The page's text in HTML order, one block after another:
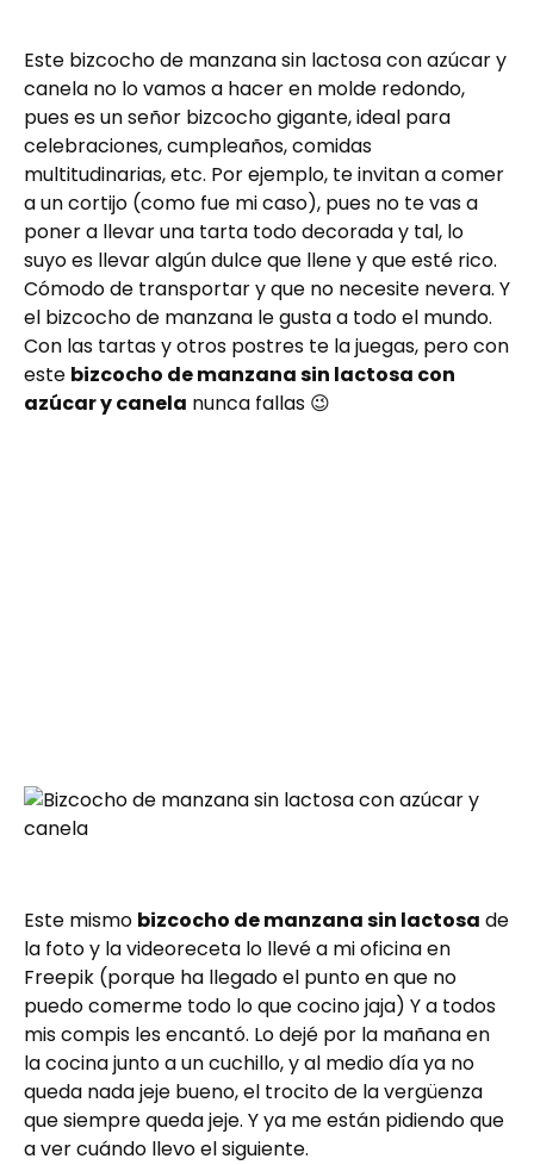
Este bizcocho de manzana sin lactosa con azúcar y
canela no lo vamos a hacer en molde redondo,
pues es un señor bizcocho gigante, ideal para
celebraciones, cumpleaños, comidas
multitudinarias, etc. Por ejemplo, te invitan a comer
a un cortijo (como fue mi caso), pues no te vas a
poner a llevar una tarta todo decorada y tal, lo
suyo es llevar algún dulce que llene y que esté rico.
Cómodo de transportar y que no necesite nevera. Y
el bizcocho de manzana le gusta a todo el mundo.
Con las tartas y otros postres te la juegas, pero con
este bizcocho de manzana sin lactosa con
azúcar y canela nunca fallas 😉
Este mismo bizcocho de manzana sin lactosa de
la foto y la videoreceta lo llevé a mi oficina en
Freepik (porque ha llegado el punto en que no
puedo comerme todo lo que cocino jaja) Y a todos
mis compis les encantó. Lo dejé por la mañana en
la cocina junto a un cuchillo, y al medio día ya no
queda nada jeje bueno, el trocito de la vergüenza
que siempre queda jeje. Y ya me están pidiendo que
a ver cuándo llevo el siguiente.